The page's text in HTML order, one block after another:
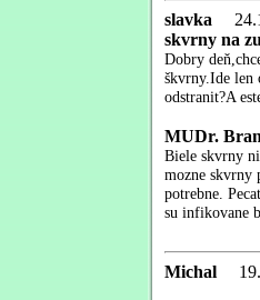
slavka
skvrny na
Dobry
škvrny.Ide len
odstranit?A
MUDr.
Biele skvrny
mozne skvrny
potrebne.
su infikovane
Michal